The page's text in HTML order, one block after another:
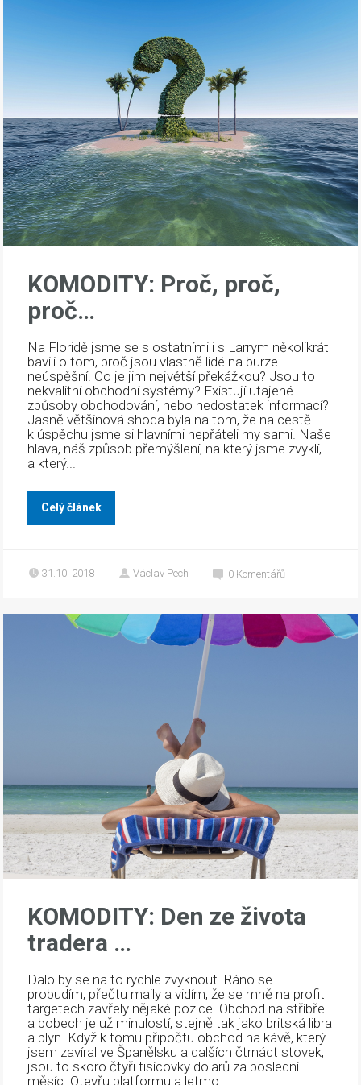
KOMODITY: Proč, proč,
proč…
Na Floridě jsme se s ostatními i s Larrym několikrát
bavili o tom, proč jsou vlastně lidé na burze
neúspěšní. Co je jim největší překážkou? Jsou to
nekvalitní obchodní systémy? Existují utajené
způsoby obchodování, nebo nedostatek informací?
Jasně většinová shoda byla na tom, že na cestě
k úspěchu jsme si hlavními nepřáteli my sami. Naše
hlava, náš způsob přemýšlení, na který jsme zvyklí,
a který...
Celý článek
31.10. 2018 Václav Pech 0 Komentářů
KOMODITY: Den ze života
tradera …
Dalo by se na to rychle zvyknout. Ráno se
probudím, přečtu maily a vidím, že se mně na profit
targetech zavřely nějaké pozice. Obchod na stříbře
a bobech je už minulostí, stejně tak jako britská libra
a plyn. Když k tomu připočtu obchod na kávě, který
jsem zavíral ve Španělsku a dalších čtrnáct stovek,
jsou to skoro čtyři tisícovky dolarů za poslední
měsíc. Otevřu platformu a letmo...